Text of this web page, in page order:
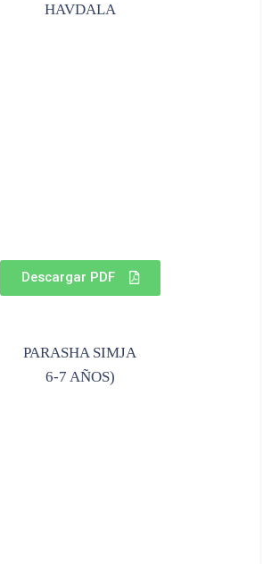
HAVDALA
Descargar PDF
PARASHA SIMJA
6-7 AÑOS)